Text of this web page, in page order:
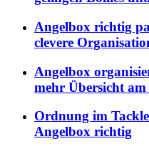
Angelbox richtig
clevere
Angelbox
mehr Übersicht am
Ordnung im
Angelbox richtig